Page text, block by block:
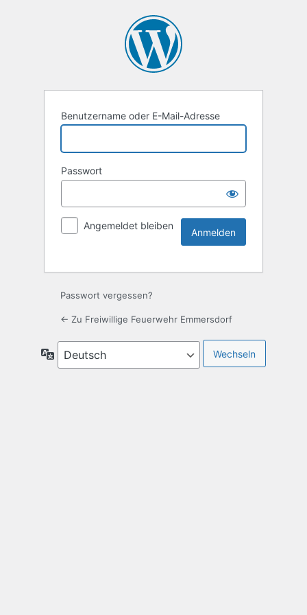
Benutzername oder E-Mail-Adresse
Passwort
Angemeldet bleiben
Passwort vergessen?
← Zu Freiwillige Feuerwehr Emmersdorf
Sprache